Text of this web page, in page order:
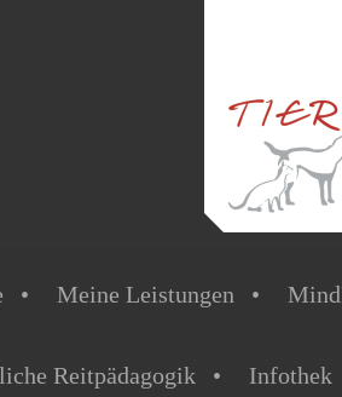
Meine Leistungen
Reitpädagogik Infothek